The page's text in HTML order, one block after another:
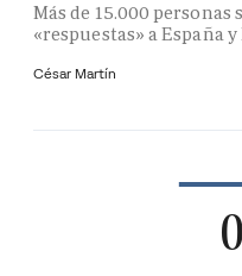
Más de 15.000
«respuestas» a España
César Martín